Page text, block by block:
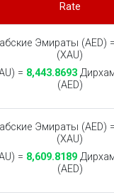
Rate
Эмираты (AED) =
(XAU)
= 8,443.8693
(AED)
Эмираты (AED) =
(XAU)
= 8,609.8189
(AED)